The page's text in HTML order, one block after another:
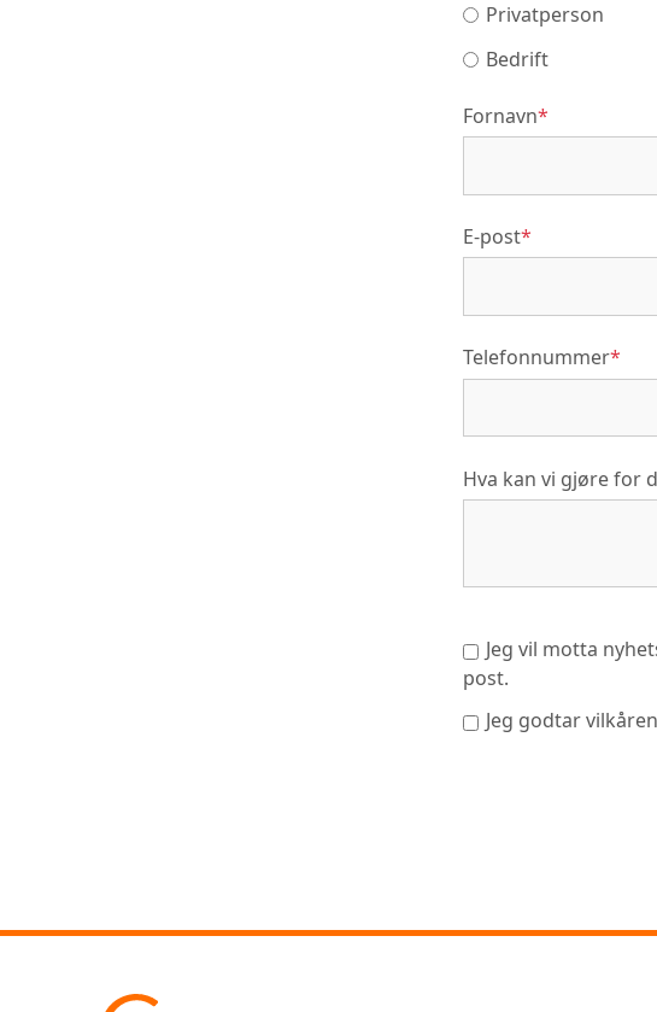
Privatperson
Bedrift
Fornavn*
E-post*
Telefonnummer*
Hva kan vi gjøre for
Jeg vil motta
post.
Jeg godtar